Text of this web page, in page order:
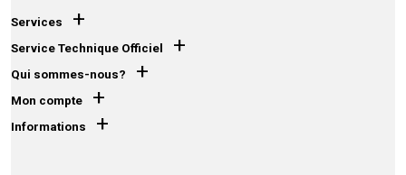
Services +
Service Technique Officiel +
Qui sommes-nous? +
Mon compte +
Informations +